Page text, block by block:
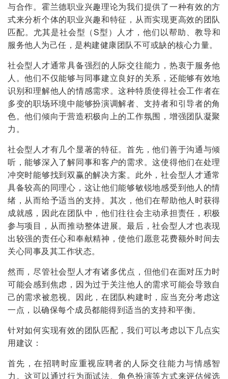
与合作。霍兰德职业兴趣理论为我们提供了一种有效的方
式来分析个体的职业兴趣和特征，从而实现更高效的团队
匹配。尤其是社会型（S型）人才，他们以帮助、教导和
服务他人为己任，是构建健康团队不可或缺的核心力量。
社会型人才通常具备强烈的人际交往能力，热衷于服务他
人。他们不仅能够与同事建立良好的关系，还能够有效地
识别和理解他人的情感需求。这种特质使得社会工作者在
多变的职场环境中能够扮演调解者、支持者和引导者的角
色。他们倾向于营造积极向上的工作氛围，增强团队凝聚
力。
社会型人才有几个显著的特征。首先，他们善于沟通与倾
听，能够深入了解同事和客户的需求。这使得他们在处理
冲突时能够找到双赢的解决方案。此外，社会型人才通常
具备较高的同理心，这让他们能够敏锐地感受到他人的情
绪，从而给予适当的支持。其次，他们在帮助他人时获得
成就感，因此在团队中，他们往往会主动承担责任，积极
参与项目，从而推动整体进展。最后，社会型人才也表现
出较强的责任心和奉献精神，使他们愿意花费额外时间去
关心同事及其工作状态。
然而，尽管社会型人才有诸多优点，但他们在面对压力时
可能会感到焦虑，因为过于关注他人的需求可能会导致自
己的需求被忽视。因此，在团队构建时，应当充分考虑这
一点，以确保每个成员都能得到适当的支持和平衡。
针对如何实现有效的团队匹配，我们可以考虑以下几点实
用建议：
首先，在招聘时应重视应聘者的人际交往能力与情感智
力。这可以通过行为面试法、角色扮演等方式来评估候选